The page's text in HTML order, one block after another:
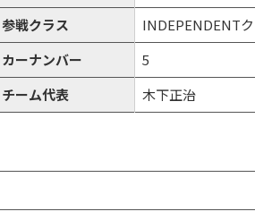
参戦クラス
INDEPENDENT
カーナンバー
5
チーム代表
木下正治